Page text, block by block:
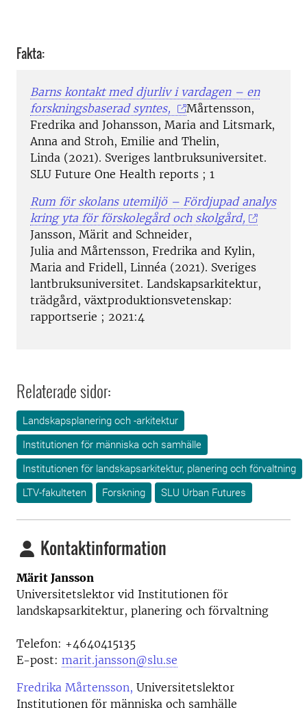
Fakta:
Barns kontakt med djurliv i vardagen – en
forskningsbaserad syntes,
Mårtensson,
Fredrika and Johansson, Maria and Litsmark,
Anna and Stroh, Emilie and Thelin,
Linda (2021). Sveriges lantbruksuniversitet.
SLU Future One Health reports ; 1
Rum för skolans utemiljö – Fördjupad analys
kring yta för förskolegård och skolgård,
Jansson, Märit and Schneider,
Julia and Mårtensson, Fredrika and Kylin,
Maria and Fridell, Linnéa (2021). Sveriges
lantbruksuniversitet. Landskapsarkitektur,
trädgård, växtproduktionsvetenskap:
rapportserie ; 2021:4
Relaterade sidor:
Landskapsplanering och -arkitektur
Institutionen för människa och samhälle
Institutionen för landskapsarkitektur, planering och förvaltning
LTV-fakulteten
Forskning SLU Urban Futures
Kontaktinformation
Märit Jansson
Universitetslektor vid Institutionen för
landskapsarkitektur, planering och förvaltning
Telefon: +4640415135
E-post: marit.jansson@slu.se
Fredrika Mårtensson, Universitetslektor
Institutionen för människa och samhälle